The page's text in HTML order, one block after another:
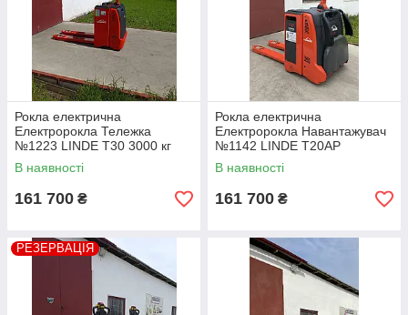
Рокла електрична
Електророкла Тележка
№1223 LINDE T30 3000 кг
В наявності
161 700 ₴
Рокла електрична
Електророкла Навантажувач
№1142 LINDE T20АР
В наявності
161 700 ₴
РЕЗЕРВАЦІЯ